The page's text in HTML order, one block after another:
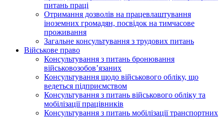
питань праці
Отримання дозволів на працевлаштування
іноземних громадян, посвідок на тимчасове
проживання
Загальне консультування з трудових питань
Військове право
Консультування з питань бронювання
військовозобов’язаних
Консультування щодо військового обліку, що
ведеться підприємством
Консультування з питань військового обліку та
мобілізації працівників
Консультування з питань мобілізації транспортних